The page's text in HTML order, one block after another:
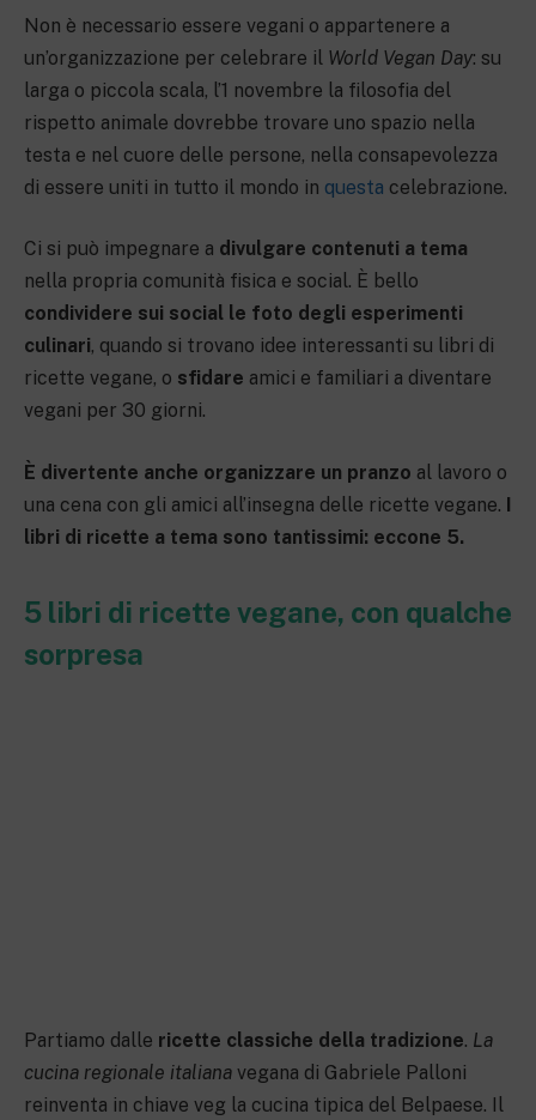
Non è necessario essere vegani o appartenere a
un’organizzazione per celebrare il World Vegan Day: su
larga o piccola scala, l’1 novembre la filosofia del
rispetto animale dovrebbe trovare uno spazio nella
testa e nel cuore delle persone, nella consapevolezza
di essere uniti in tutto il mondo in questa celebrazione.
Ci si può impegnare a divulgare contenuti a tema
nella propria comunità fisica e social. È bello
condividere sui social le foto degli esperimenti
culinari, quando si trovano idee interessanti su libri di
ricette vegane, o sfidare amici e familiari a diventare
vegani per 30 giorni.
È divertente anche organizzare un pranzo al lavoro o
una cena con gli amici all’insegna delle ricette vegane. I
libri di ricette a tema sono tantissimi: eccone 5.
5 libri di ricette vegane, con qualche
sorpresa
Partiamo dalle ricette classiche della tradizione. La
cucina regionale italiana vegana di Gabriele Palloni
reinventa in chiave veg la cucina tipica del Belpaese. Il